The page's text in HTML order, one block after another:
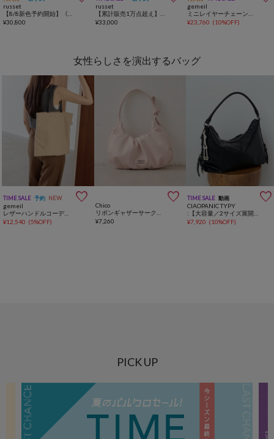
russet
¥30,800
russet
¥33,000
gemeil
¥23,760 (10%OFF)
女性らしさを演出するバッグ
TIME SALE 予約 NEW 
gemeil
¥12,540 (5%OFF)

Chico
¥7,260
TIME SALE 動画 
CIAOPANIC TYPY
¥7,920 (10%OFF)
PICK UP